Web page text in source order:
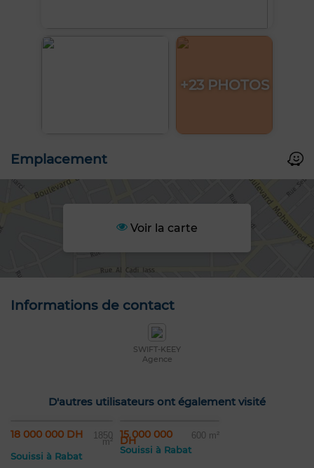
+23 PHOTOS
Emplacement
Voir la carte
Informations de contact
SWIFT-KEEY
Agence
D'autres utilisateurs ont également visité
18 000 000 DH 1850
m²
Souissi à Rabat
15 000 000
DH 600 m²
Souissi à Rabat